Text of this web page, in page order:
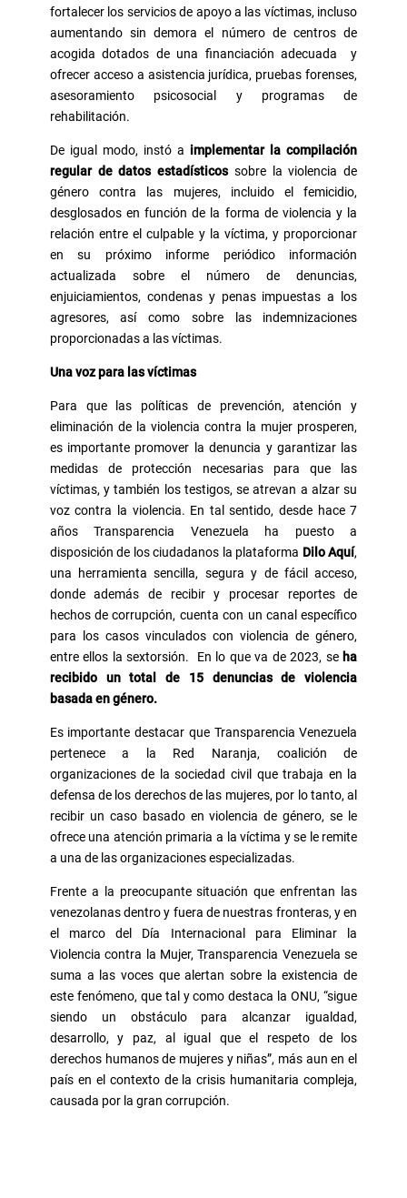
fortalecer los servicios de apoyo a las víctimas, incluso
aumentando sin demora el número de centros de
acogida dotados de una financiación adecuada y
ofrecer acceso a asistencia jurídica, pruebas forenses,
asesoramiento psicosocial y programas de
rehabilitación.
De igual modo, instó a implementar la compilación
regular de datos estadísticossobre la violencia de
género contra las mujeres, incluido el femicidio,
desglosados en función de la forma de violencia y la
relación entre el culpable y la víctima, y proporcionar
en su próximo informe periódico información
actualizada sobre el número de denuncias,
enjuiciamientos, condenas y penas impuestas a los
agresores, así como sobre las indemnizaciones
proporcionadas a las víctimas.
Una voz para las víctimas
Para que las políticas de prevención, atención y
eliminación de la violencia contra la mujer prosperen,
es importante promover la denuncia y garantizar las
medidas de protección necesarias para que las
víctimas, y también los testigos, se atrevan a alzar su
voz contra la violencia. En tal sentido, desde hace 7
años Transparencia Venezuela ha puesto a
disposición de los ciudadanos la plataforma Dilo Aquí,
una herramienta sencilla, segura y de fácil acceso,
donde además de recibir y procesar reportes de
hechos de corrupción, cuenta con un canal específico
para los casos vinculados con violencia de género,
entre ellos la sextorsión. En lo que va de 2023, seha
recibido un total de 15 denuncias de violencia
basada en género.
Es importante destacar que Transparencia Venezuela
pertenece a la Red Naranja, coalición de
organizaciones de la sociedad civil que trabaja en la
defensa de los derechos de las mujeres, por lo tanto, al
recibir un caso basado en violencia de género, se le
ofrece una atención primaria a la víctima y se le remite
a una de las organizaciones especializadas.
Frente a la preocupante situación que enfrentan las
venezolanas dentro y fuera de nuestras fronteras, y en
el marco del Día Internacional para Eliminar la
Violencia contra la Mujer, Transparencia Venezuela se
suma a las voces que alertan sobre la existencia de
este fenómeno, que tal y como destaca la ONU, “sigue
siendo un obstáculo para alcanzar igualdad,
desarrollo, y paz, al igual que el respeto de los
derechos humanos de mujeres y niñas”, más aun en el
país en el contexto de la crisis humanitaria compleja,
causada por la gran corrupción.